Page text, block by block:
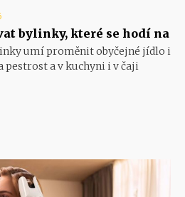
bylinky, které se hodí na
umí proměnit obyčejné jídlo i
pestrost a v kuchyni i v čaji